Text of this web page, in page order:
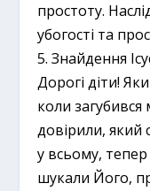
простоту.
убогості та
5. Знайдення
Дорогі діти!
коли загубився
довірили, який
у всьому,
шукали Його,